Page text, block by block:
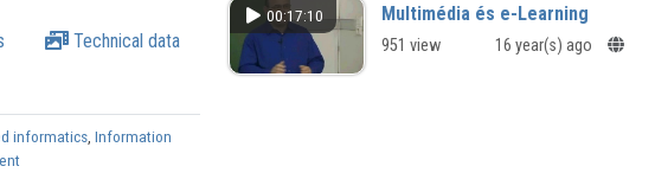
Technical data
informatics,Information
00:17:10 Multimédia és e-Learning
951 view 16 year(s) ago